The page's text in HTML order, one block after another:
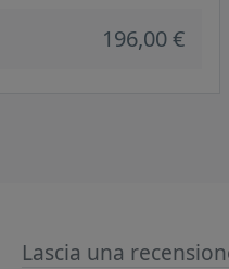
196,00 €
Lascia una